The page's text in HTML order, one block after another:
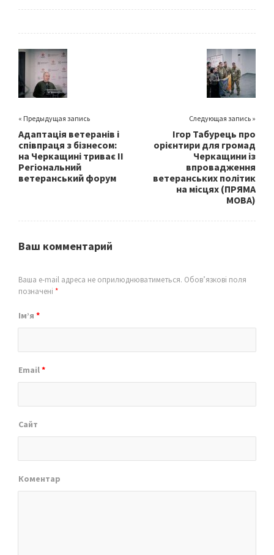
ce
o
o
k
wi
er
m h
« Предыдущая запись
Адаптація ветеранів і
співпраця з бізнесом:
на Черкащині триває ІІ
Регіональний
ветеранський форум
Следующая запись »
Ігор Табурець про
орієнтири для громад
Черкащини із
впровадження
ветеранських політик
на місцях (ПРЯМА
МОВА)
Ваш комментарий
Ваша e-mail адреса не оприлюднюватиметься. Обов’язкові поля
позначені *
Ім’я *
Email*
Сайт
Коментар